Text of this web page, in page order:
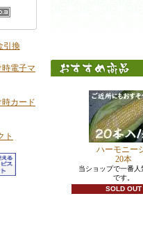
ハーモニー
20本
当ショップで一番人
です。
SOLD OUT